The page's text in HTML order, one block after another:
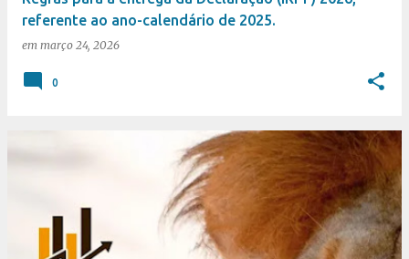
referente ao ano-calendário de 2025.
em março 24, 2026
0